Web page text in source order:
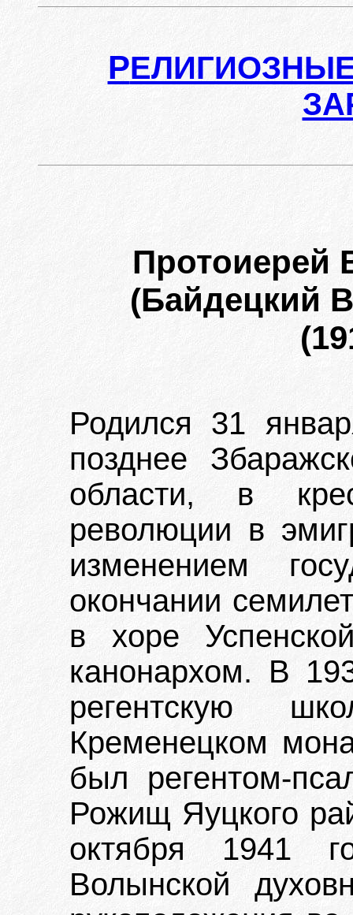
Р
Протоиерей
(Байдецкий
Родился 31
позднее
области, в
революции в
изменением
окончании
в хоре
канонархом. В
регентскую
Кременецком
был регентом-
Рожищ Яуцкого
октября 1941
Волынской